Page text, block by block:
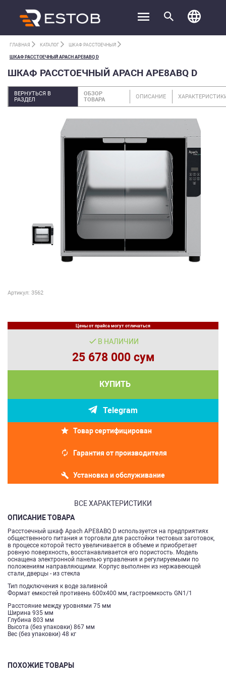
ГЛАВНАЯ КАТАЛОГ ШКАФ РАССТОЕЧНЫЙ
ШКАФ РАССТОЕЧНЫЙ APACH APE8ABQ D
ШКАФ РАССТОЕЧНЫЙ APACH APE8ABQ D
ВЕРНУТЬСЯ В
РАЗДЕЛ
ОБЗОР
ТОВАРА
ОПИСАНИЕ
Артикул: 3562
Цены от прайса могут отличаться
В НАЛИЧИИ
25 678 000 сум
КУПИТЬ
Telegram
Товар сертифицирован
Гарантия от производителя
Установка и обслуживание
ВСЕ ХАРАКТЕРИСТИКИ
ОПИСАНИЕ ТОВАРА
Расстоечный шкаф Apach APE8ABQ D используется на предприятиях
общественного питания и торговли для расстойки тестовых заготовок,
в процессе которой тесто увеличивается в объеме и приобретает
ровную поверхность, восстанавливается его пористость. Модель
оснащена электронной панелью управления и регулируемыми по
положениям направляющими. Корпус выполнен из нержавеющей
стали, дверцы - из стекла
Тип подключения к воде заливной
Формат емкостей противень 600х400 мм, гастроемкость GN1/1
Расстояние между уровнями 75 мм
Ширина 935 мм
Глубина 803 мм
Высота (без упаковки) 867 мм
Вес (без упаковки) 48 кг
ПОХОЖИЕ ТОВАРЫ